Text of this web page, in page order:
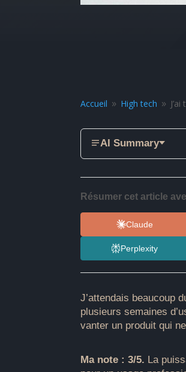
Accueil 9 High tech 9
AI Summary
Résumer cet article
Claude
Perplexity
J’attendais beaucoup
plusieurs semaines
vanter un produit qui
Ma note : 3/5. La